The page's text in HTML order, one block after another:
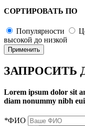
СОРТИРОВАТЬ ПО
Популярности
высокой до низкой
Применить
ЗАПРОСИТЬ
Lorem ipsum dolor sit
diam nonummy nibh
*ФИО